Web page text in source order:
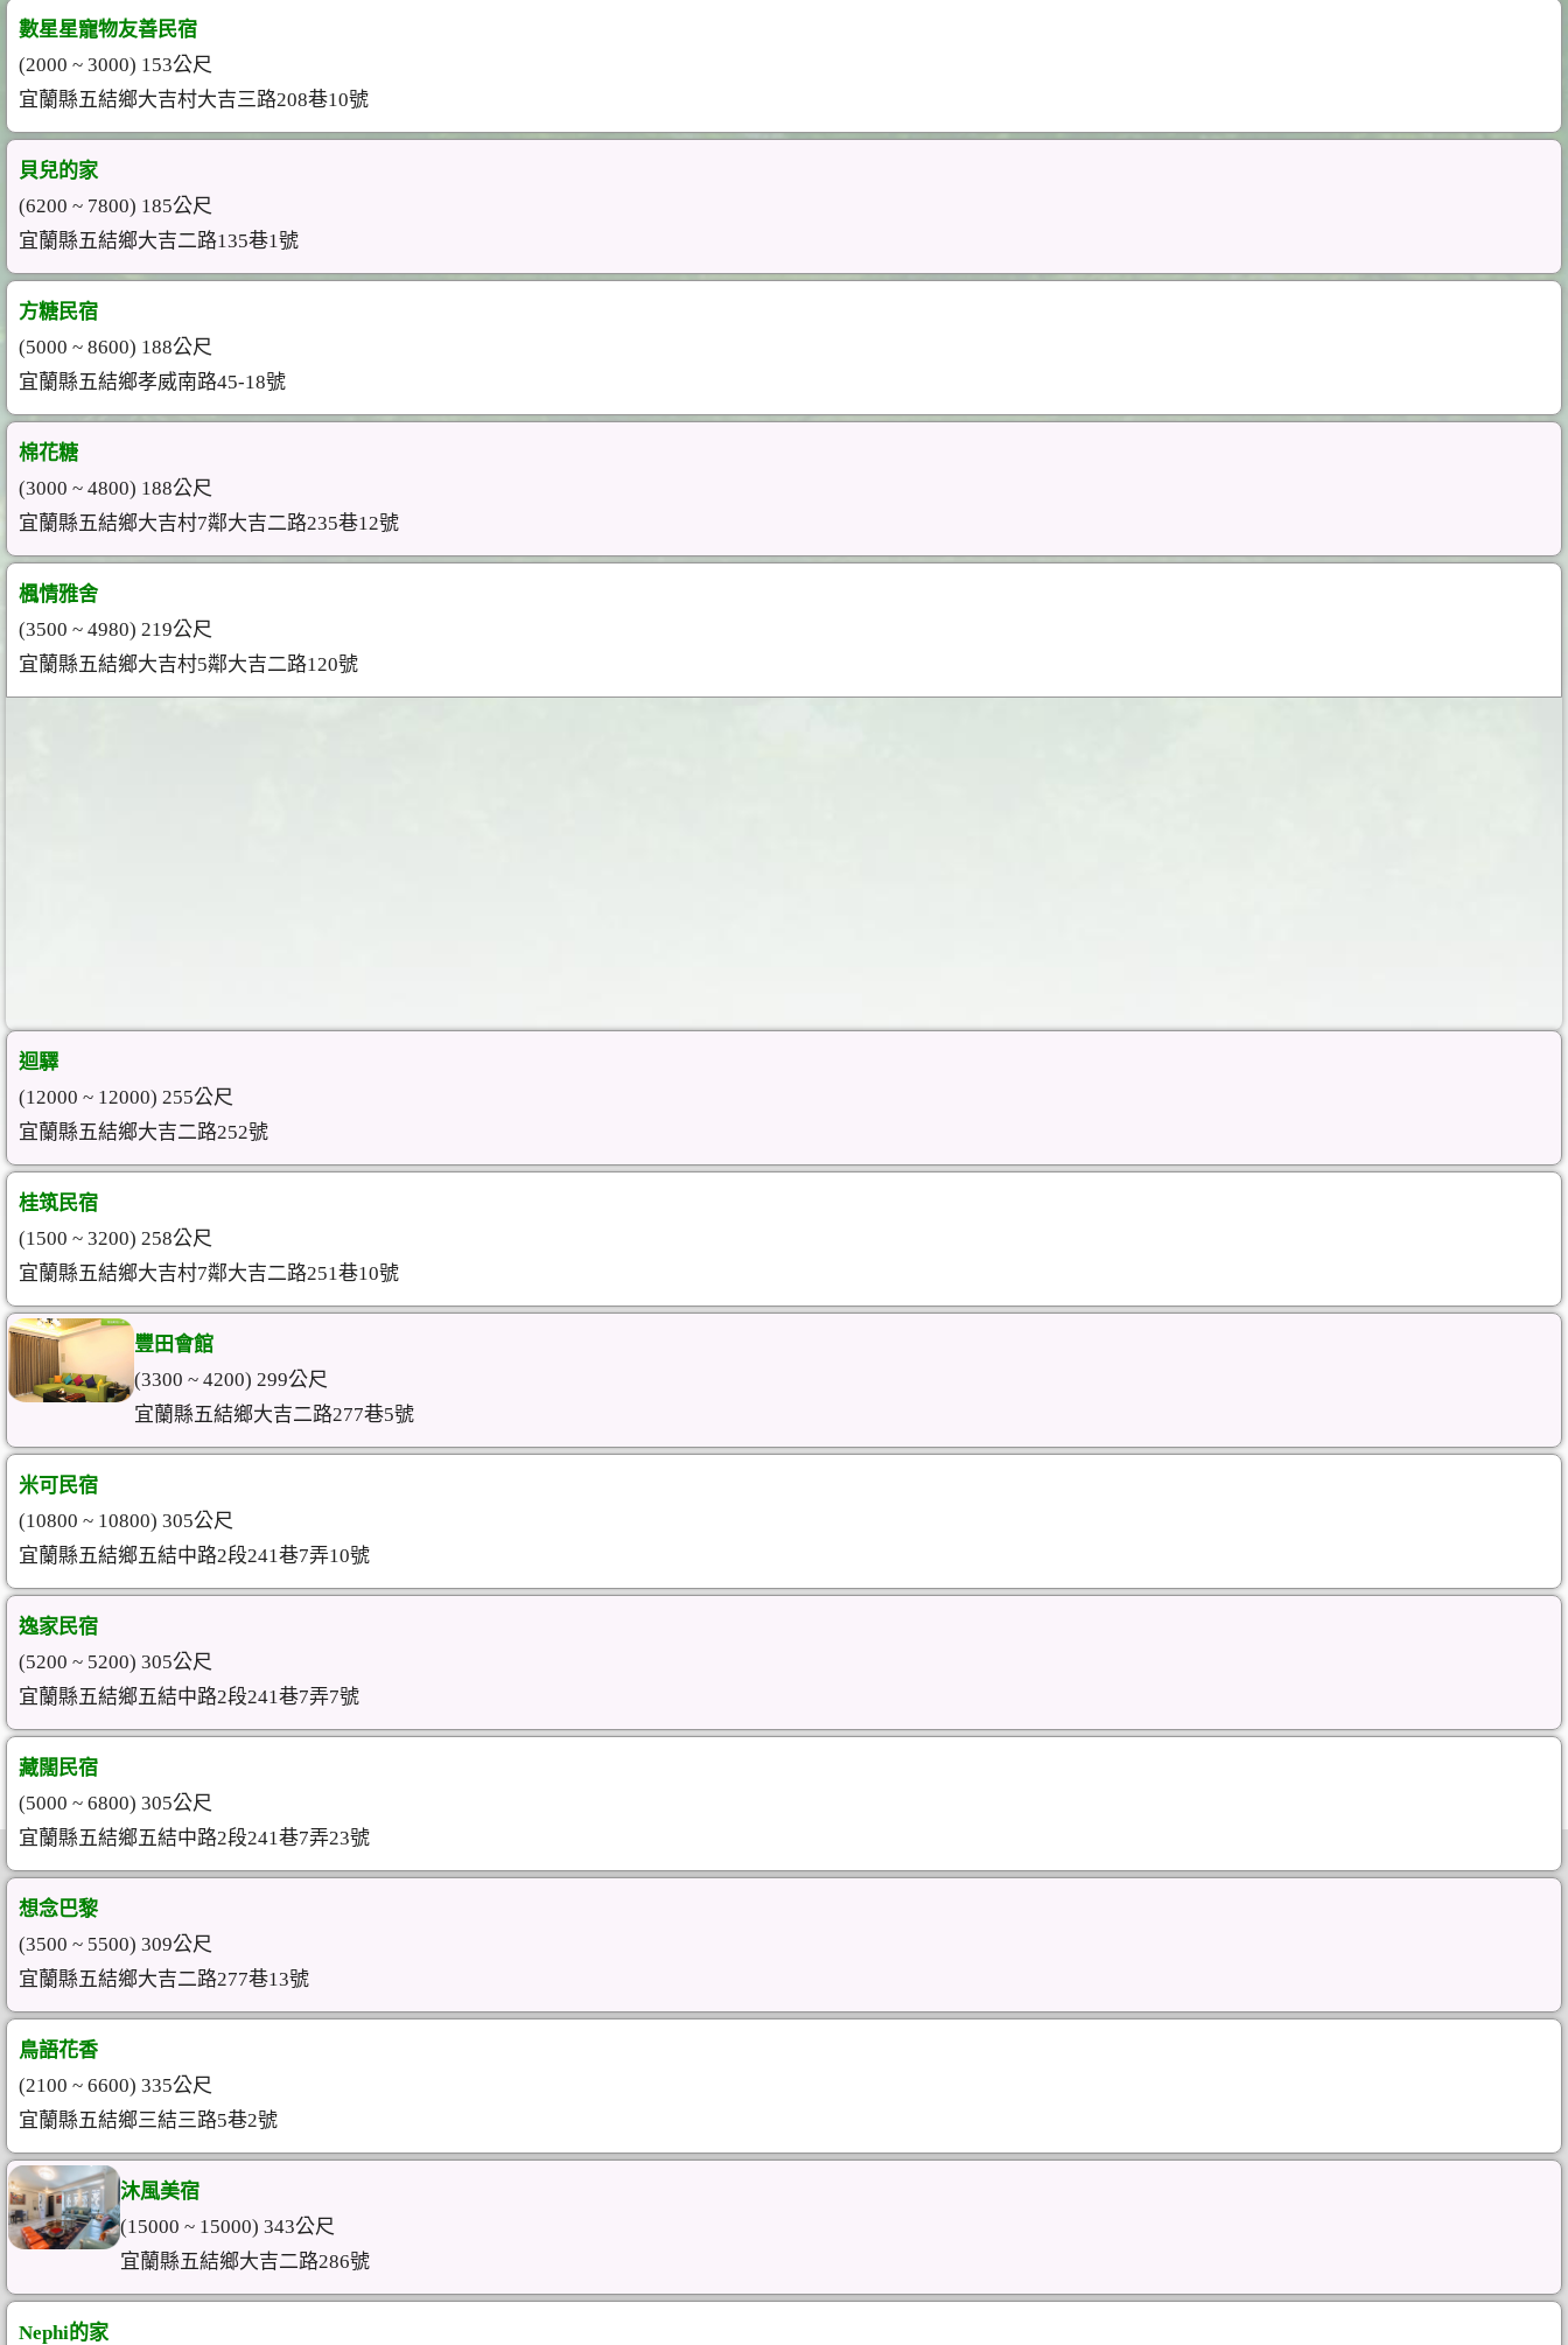
數星星寵物友善民宿
(2000 ~ 3000) 153公尺
宜蘭縣五結鄉大吉村大吉三路208巷10號
貝兒的家
(6200 ~ 7800) 185公尺
宜蘭縣五結鄉大吉二路135巷1號
方糖民宿
(5000 ~ 8600) 188公尺
宜蘭縣五結鄉孝威南路45-18號
棉花糖
(3000 ~ 4800) 188公尺
宜蘭縣五結鄉大吉村7鄰大吉二路235巷12號
楓情雅舍
(3500 ~ 4980) 219公尺
宜蘭縣五結鄉大吉村5鄰大吉二路120號
迴驛
(12000 ~ 12000) 255公尺
宜蘭縣五結鄉大吉二路252號
桂筑民宿
(1500 ~ 3200) 258公尺
宜蘭縣五結鄉大吉村7鄰大吉二路251巷10號
豐田會館
(3300 ~ 4200) 299公尺
宜蘭縣五結鄉大吉二路277巷5號
米可民宿
(10800 ~ 10800) 305公尺
宜蘭縣五結鄉五結中路2段241巷7弄10號
逸家民宿
(5200 ~ 5200) 305公尺
宜蘭縣五結鄉五結中路2段241巷7弄7號
藏闊民宿
(5000 ~ 6800) 305公尺
宜蘭縣五結鄉五結中路2段241巷7弄23號
想念巴黎
(3500 ~ 5500) 309公尺
宜蘭縣五結鄉大吉二路277巷13號
鳥語花香
(2100 ~ 6600) 335公尺
宜蘭縣五結鄉三結三路5巷2號
沐風美宿
(15000 ~ 15000) 343公尺
宜蘭縣五結鄉大吉二路286號
Nephi的家